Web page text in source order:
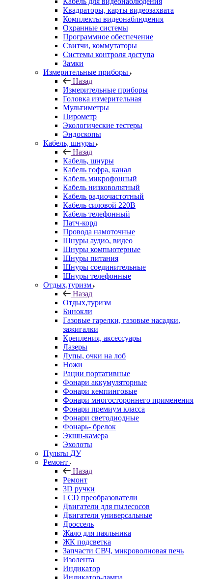
Квадраторы, карты видеозахвата
Комплекты видеонаблюдения
Охранные системы
Программное обеспечение
Свитчи, коммутаторы
Системы контроля доступа
Замки
Измерительные приборы
Назад
Измерительные приборы
Головка измерительная
Мультиметры
Пирометр
Экологические тестеры
Эндоскопы
Кабель, шнуры
Назад
Кабель, шнуры
Кабель гофра, канал
Кабель микрофонный
Кабель низковольтный
Кабель радиочастотный
Кабель силовой 220В
Кабель телефонный
Патч-корд
Провода намоточные
Шнуры аудио, видео
Шнуры компьютерные
Шнуры питания
Шнуры соединительные
Шнуры телефонные
Отдых,туризм
Назад
Отдых,туризм
Бинокли
Газовые гарелки, газовые насадки,
зажигалки
Крепления, аксессуары
Лазеры
Лупы, очки на лоб
Ножи
Рации портативные
Фонари аккумуляторные
Фонари кемпинговые
Фонари многостороннего применения
Фонари премиум класса
Фонари светодиодные
Фонарь- брелок
Экшн-камера
Эхолоты
Пульты ДУ
Ремонт
Назад
Ремонт
3D ручки
LCD преобразователи
Двигатели для пылесосов
Двигатели универсальные
Дроссель
Жало для паяльника
ЖК подсветка
Запчасти СВЧ, микроволновая печь
Изолента
Индикатор
Индикатор-лампа